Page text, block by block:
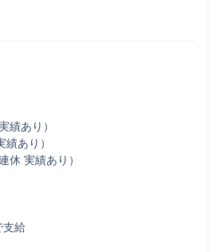
績あり）
あり）
休 実績あり）
給